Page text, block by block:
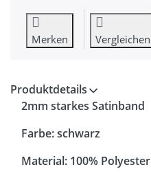
Merken Vergleichen
Produktdetails
2mm starkes Satinband
Farbe: schwarz
Material: 100% Polyester